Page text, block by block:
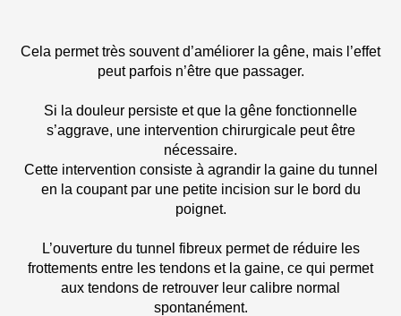
Cela permet très souvent d’améliorer la gêne, mais l’effet
peut parfois n’être que passager.
Si la douleur persiste et que la gêne fonctionnelle
s’aggrave, une intervention chirurgicale peut être
nécessaire.
Cette intervention consiste à agrandir la gaine du tunnel
en la coupant par une petite incision sur le bord du
poignet.
L’ouverture du tunnel fibreux permet de réduire les
frottements entre les tendons et la gaine, ce qui permet
aux tendons de retrouver leur calibre normal
spontanément.